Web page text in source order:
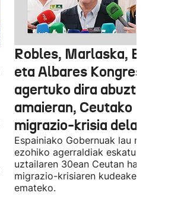
Robles, Marlaska, Bolaños
eta Albares Kongresuan
agertuko dira abuztuaren
amaieran, Ceutako
migrazio-krisia dela eta
Espainiako Gobernuak lau ministroen
ezohiko agerraldiak eskatu ditu,
uztailaren 30ean Ceutan hasitako
migrazio-krisiaren kudeaketaren berri
emateko.